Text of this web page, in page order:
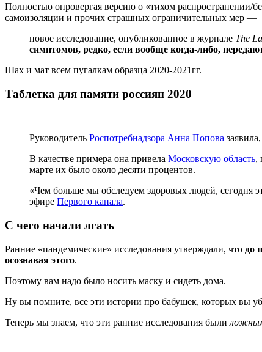
Полностью опровергая версию о «тихом распространении/
самоизоляции и прочих страшных ограничительных мер —
новое исследование, опубликованное в журнале The
симптомов, редко, если вообще когда-либо,
Шах и мат всем пугалкам образца 2020-2021гг.
Таблетка для памяти россиян 2020
Руководитель Роспотребнадзора Анна Попова
В качестве примера она привела Московскую область,
марте их было около десяти процентов.
«Чем больше мы обследуем здоровых людей, сегодня
эфире Первого канала.
С чего начали лгать
Ранние «пандемические» исследования утверждали, что до
осознавая этого.
Поэтому вам надо было носить маску и сидеть дома.
Ну вы помните, все эти истории про бабушек, которых вы
Теперь мы знаем, что эти ранние исследования были